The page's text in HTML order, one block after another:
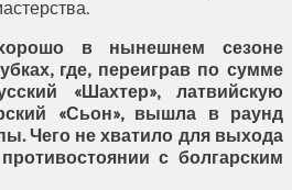
в нынешнем сезоне
где, переиграв по сумме
«Шахтер», латвийскую
«Сьон», вышла в раунд
Чего не хватило для выхода
противостоянии с болгарским